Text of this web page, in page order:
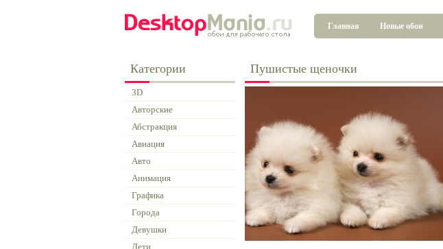
Главная Новые обои
Категории
3D
Авторские
Абстракция
Авиация
Авто
Анимация
Графика
Города
Девушки
Дети
Пушистые щеночки